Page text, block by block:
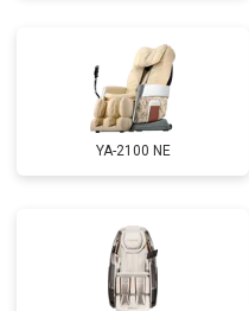
YA-2100 NE